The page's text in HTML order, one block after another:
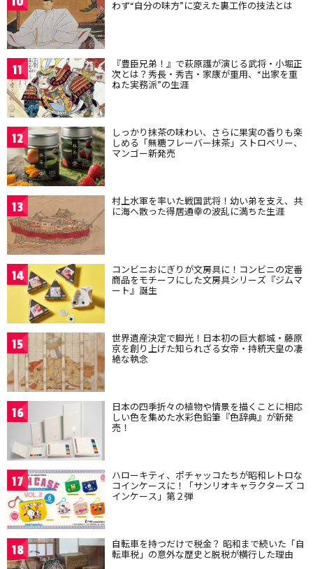
わず“自分の味方”に変えた裏工作の技法とは
11 『豊臣兄弟！』で萩原護が演じる武将・小堀正
次とは？秀長・秀吉・家康が重用、“出家を重
ねた実務派”の生涯
12 しっかり抹茶の味わい、さらに果実の香りも楽
しめる「無糖フレーバー抹茶」ストロベリー、
マンゴー新発売
13 村上水軍を率いた戦国武将！幼い弟を支え、共
に海へ散った得居通幸の波乱に満ちた生涯
14 コンビニおにぎりが文房具に！コンビニの定番
商品をモチーフにした文房具シリーズ『ジムマ
ート』誕生
15 世界遺産決定で脚光！日本初の巨大都城・藤原
京を創り上げた知られざる女帝・持統天皇の凄
絶な執念
16 日本の四季折々の植物や情景を描くことに相応
しい色を集めた水彩色鉛筆『色辞典』が新発
売！
17 ハローキティ、ポチャッコたちが昭和レトロな
コインケースに！「サンリオキャラクターズ コ
インケース」第２弾
18 自転車を持つだけで税金？ 昭和まで続いた「自
転車税」の意外な歴史と脱税が横行した理由